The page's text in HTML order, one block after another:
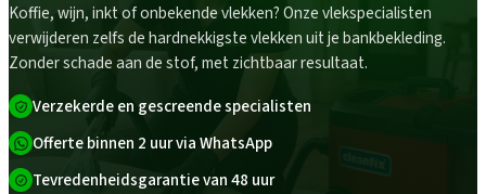
Koffie, wijn, inkt of onbekende vlekken? Onze vlekspecialisten
verwijderen zelfs de hardnekkigste vlekken uit je bankbekleding.
Zonder schade aan de stof, met zichtbaar resultaat.
Verzekerde en gescreende specialisten
Offerte binnen 2 uur via WhatsApp
Tevredenheidsgarantie van 48 uur